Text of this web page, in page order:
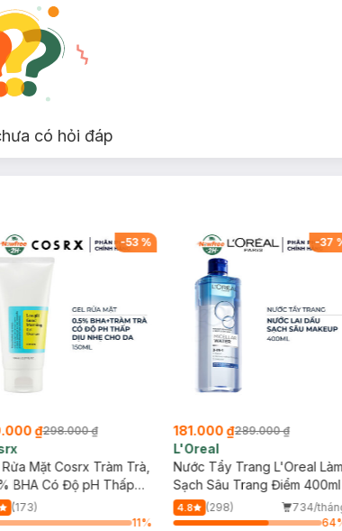
có hỏi đáp
-53%
₫298.000 ₫
Mặt Cosrx Tràm Trà,
BHA Có Độ pH Thấp
(173)
11%
-37
181.000 ₫289.000 ₫
L'Oreal
Nước Tẩy Trang L'Oreal
Sạch Sâu Trang Điểm 400ml
4.8 (298)
734/
64